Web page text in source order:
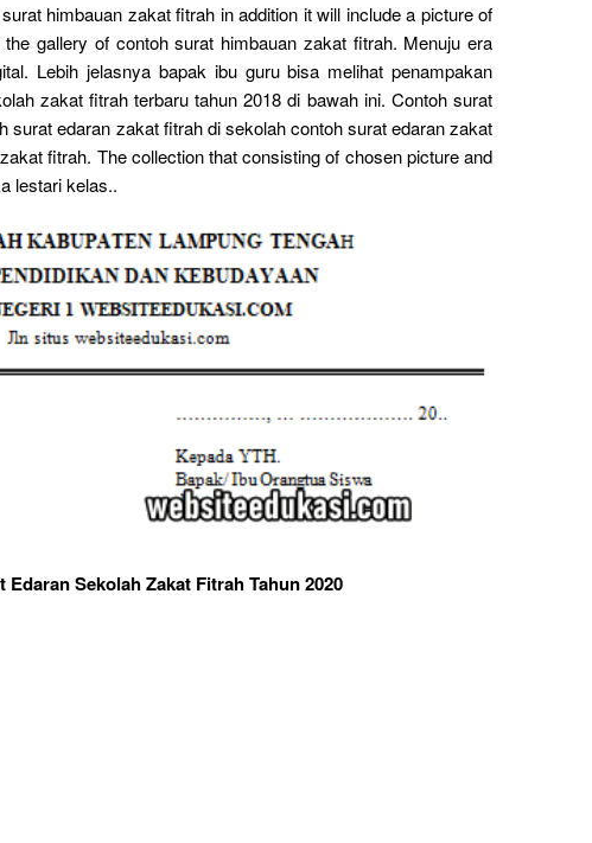
himbauan zakat fitrah in addition it will include a picture of
gallery of contoh surat himbauan zakat fitrah. Menuju era
Lebih jelasnya bapak ibu guru bisa melihat penampakan
zakat fitrah terbaru tahun 2018 di bawah ini. Contoh surat
surat edaran zakat fitrah di sekolah contoh surat edaran zakat
fitrah. The collection that consisting of chosen picture and
lestari kelas..
Edaran Sekolah Zakat Fitrah Tahun 2020